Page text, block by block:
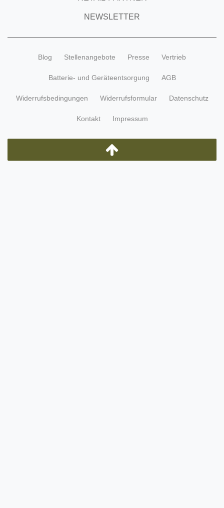
NEWSLETTER
Blog Stellenangebote Presse Vertrieb
Batterie- und Geräteentsorgung AGB
Widerrufsbedingungen Widerrufsformular Datenschutz
Kontakt Impressum